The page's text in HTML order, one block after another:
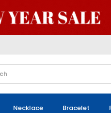
Necklace Bracelet